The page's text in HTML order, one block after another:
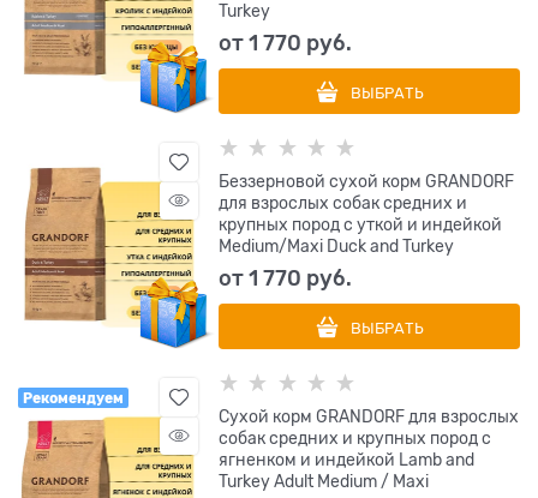
Turkey
от1 770 руб.
ВЫБРАТЬ
Беззерновой cухой корм GRANDORF
для взрослых собак средних и
крупных пород с уткой и индейкой
Medium/Maxi Duck and Turkey
от1 770 руб.
ВЫБРАТЬ
Рекомендуем
Сухой корм GRANDORF для взрослых
собак средних и крупных пород с
ягненком и индейкой Lamb and
Turkey Adult Medium / Maxi